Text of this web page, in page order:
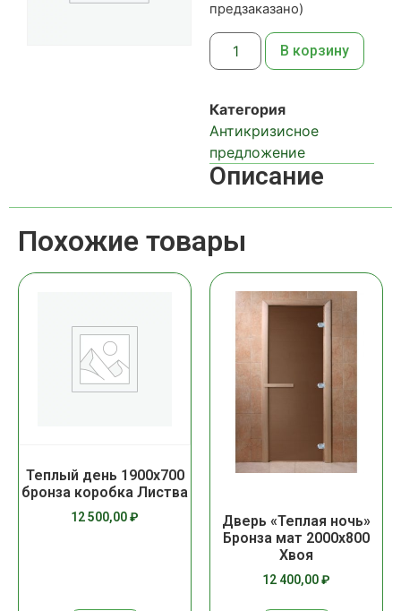
предзаказано)
В корзину
Категория
Антикризисное
предложение
Описание
Похожие товары
Теплый день 1900х700
бронза коробка Листва
12 500,00₽
Дверь «Теплая ночь»
Бронза мат 2000х800
Хвоя
12 400,00₽